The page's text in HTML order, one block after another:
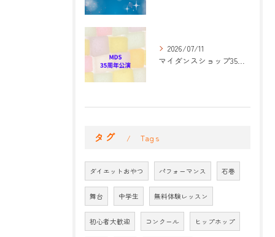
2026/07/11
マイダンスショップ35周年記念公演 振付開始
タグ Tags
ダイエットおやつ パフォーマンス 石巻
舞台 中学生 無料体験レッスン
初心者大歓迎 コンクール ヒップホップ